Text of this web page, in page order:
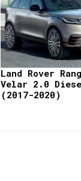
Land Rover
Velar 2.0
(2017-2020)